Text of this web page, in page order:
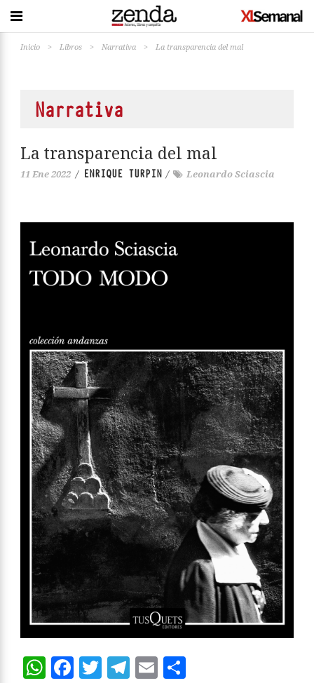
Inicio > Libros > Narrativa > La transparencia del mal
Narrativa
La transparencia del mal
11 Ene 2022 / ENRIQUE TURPIN / Leonardo Sciascia
WhatsApp
Facebook
Twitter
Telegram
Email